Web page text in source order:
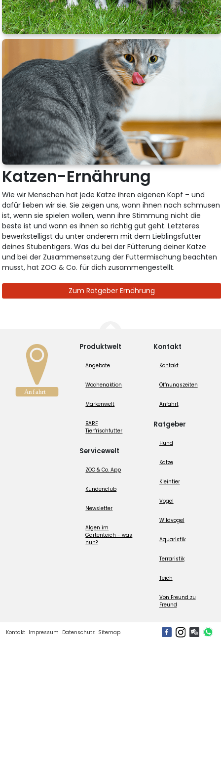
Katzen-Ernährung
Wie wir Menschen hat jede Katze ihren eigenen Kopf – und
dafür lieben wir sie. Sie zeigen uns, wann ihnen nach schmusen
ist, wenn sie spielen wollen, wenn ihre Stimmung nicht die
beste ist und wann es ihnen so richtig gut geht. Letzteres
bewerkstelligst du unter anderem mit dem Lieblingsfutter
deines Stubentigers. Was du bei der Fütterung deiner Katze
und bei der Zusammensetzung der Futtermischung beachten
musst, hat ZOO & Co. für dich zusammengestellt.
Zum Ratgeber Ernährung
Produktwelt
Angebote
Wochenaktion
Markenwelt
BARF
Tierfrischfutter
Servicewelt
ZOO & Co. App
Kundenclub
Newsletter
Algen im
Gartenteich - was
nun?
Kontakt
Kontakt
Öffnungszeiten
Anfahrt
Ratgeber
Hund
Katze
Kleintier
Vogel
Wildvogel
Aquaristik
Terraristik
Teich
Von Freund zu
Freund
Kontakt Impressum Datenschutz Sitemap